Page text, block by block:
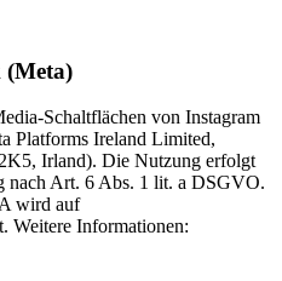
(Meta)
Schaltflächen von Instagram
Platforms Ireland Limited,
Irland). Die Nutzung erfolgt
Art. 6 Abs. 1 lit. a DSGVO.
wird auf
Weitere Informationen: